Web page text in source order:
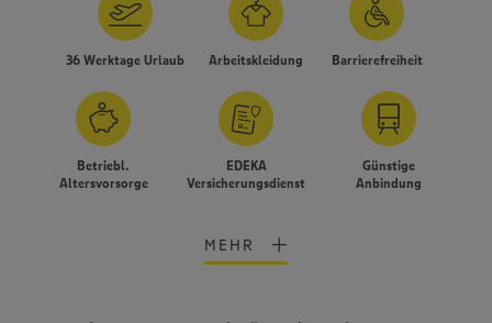
36 Werktage Urlaub Arbeitskleidung Barrierefreiheit
Betriebl.
Altersvorsorge
EDEKA
Versicherungsdienst
Günstige
Anbindung
MEHR